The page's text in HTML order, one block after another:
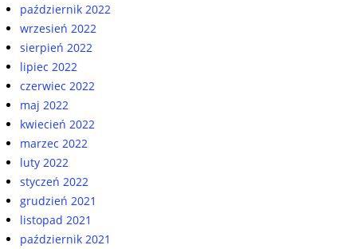
październik 2022
wrzesień 2022
sierpień 2022
lipiec 2022
czerwiec 2022
maj 2022
kwiecień 2022
marzec 2022
luty 2022
styczeń 2022
grudzień 2021
listopad 2021
październik 2021